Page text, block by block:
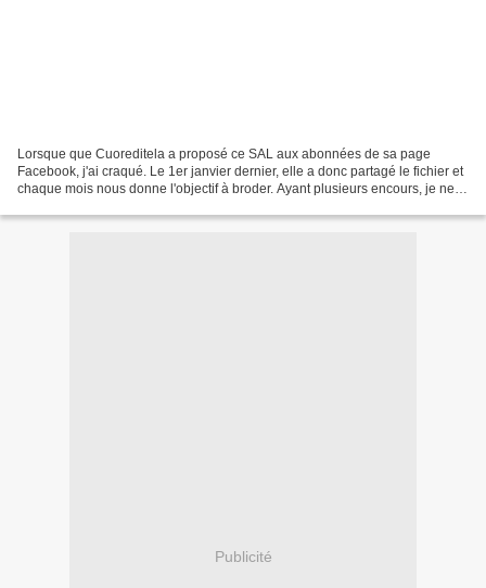
Lorsque que Cuoreditela a proposé ce SAL aux abonnées de sa page
Facebook, j'ai craqué. Le 1er janvier dernier, elle a donc partagé le fichier et
chaque mois nous donne l'objectif à broder. Ayant plusieurs encours, je ne
Publicité